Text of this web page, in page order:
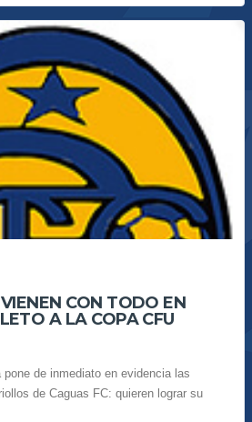
CON TODO EN
A LA COPA CFU
de inmediato en evidencia las
de Caguas FC: quieren lograr su